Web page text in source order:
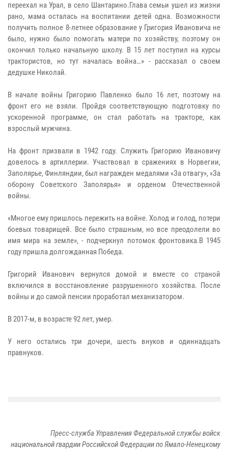
переехал на Урал, в село Шантарино.Глава семьи ушел из жизни
рано, мама осталась на воспитании детей одна. Возможности
получить полное 8-летнее образование у Григория Ивановича не
было, нужно было помогать матери по хозяйству, поэтому он
окончил только начальную школу. В 15 лет поступил на курсы
трактористов, но тут началась война…» - рассказал о своем
дедушке Николай.
В начале войны Григорию Павленко было 16 лет, поэтому на
фронт его не взяли. Пройдя соответствующую подготовку по
ускоренной программе, он стал работать на тракторе, как
взрослый мужчина.
На фронт призвали в 1942 году. Служить Григорию Ивановичу
довелось в артиллерии. Участвовал в сражениях в Норвегии,
Заполярье, Финляндии, был награжден медалями «За отвагу», «За
оборону Советского Заполярья» и орденом Отечественной
войны.
«Многое ему пришлось пережить на войне. Холод и голод, потери
боевых товарищей. Все было страшным, но все преодолели во
имя мира на земле», - подчеркнул потомок фронтовика.В 1945
году пришла долгожданная Победа.
Григорий Иванович вернулся домой и вместе со страной
включился в восстановление разрушенного хозяйства. После
войны и до самой пенсии проработал механизатором.
В 2017-м, в возрасте 92 лет, умер.
У него остались три дочери, шесть внуков и одиннадцать
правнуков.
Пресс-служба Управления Федеральной службы войск
национальной гвардии Российской Федерации по Ямало-Ненецкому